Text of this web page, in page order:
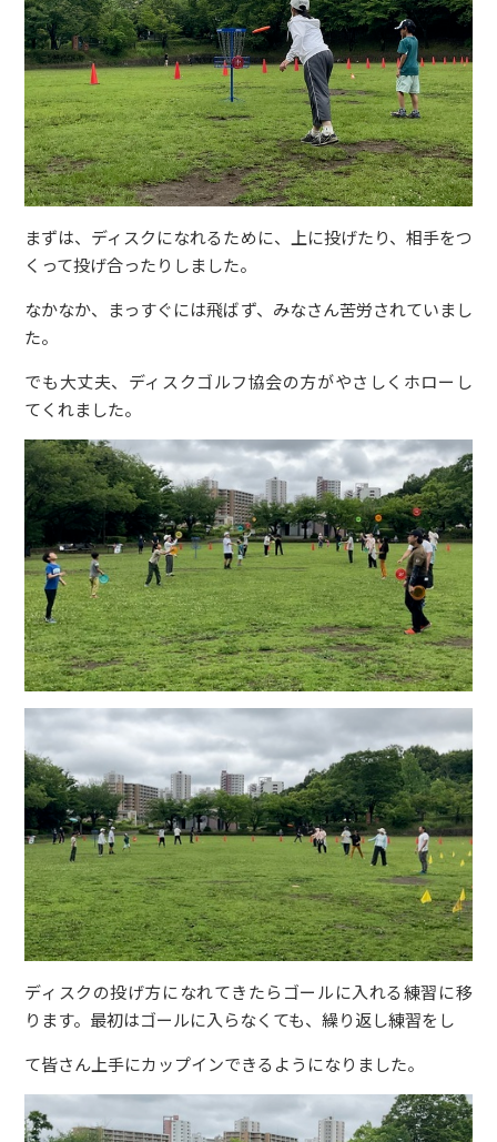
まずは、ディスクになれるために、上に投げたり、相手をつ
くって投げ合ったりしました。
なかなか、まっすぐには飛ばず、みなさん苦労されていまし
た。
でも大丈夫、ディスクゴルフ協会の方がやさしくホローし
てくれました。
ディスクの投げ方になれてきたらゴールに入れる練習に移
ります。最初はゴールに入らなくても、繰り返し練習をし
て皆さん上手にカップインできるようになりました。